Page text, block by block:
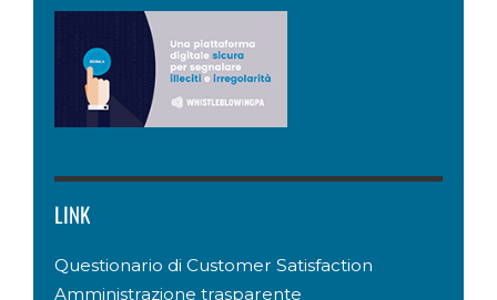
LINK
Questionario di Customer Satisfaction
Amministrazione trasparente